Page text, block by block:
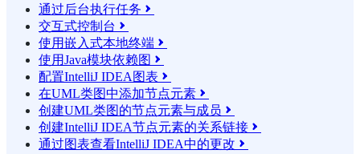
通过后台执行任务 
交互式控制台 
使用嵌入式本地终端 
使用Java模块依赖图 
配置IntelliJ IDEA图表 
在UML类图中添加节点元素 
创建UML类图的节点元素与成员 
创建IntelliJ IDEA节点元素的关系链接 
通过图表查看IntelliJ IDEA中的更改 